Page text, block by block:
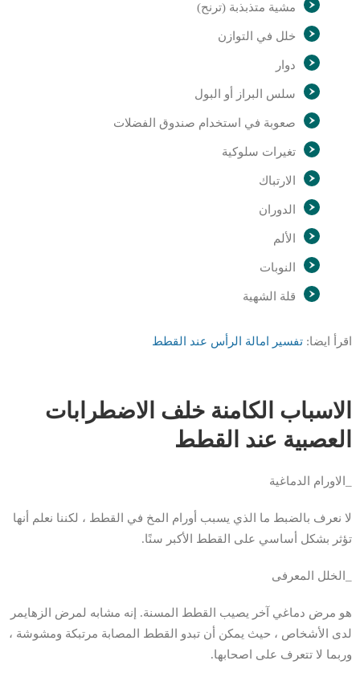
مشية متذبذبة (ترنح)
خلل في التوازن
دوار
سلس البراز أو البول
صعوبة في استخدام صندوق الفضلات
تغيرات سلوكية
الارتباك
الدوران
الألم
النوبات
قلة الشهية
اقرأ ايضا: تفسير امالة الرأس عند القطط
الاسباب الكامنة خلف الاضطرابات
العصبية عند القطط
_الاورام الدماغية
لا نعرف بالضبط ما الذي يسبب أورام المخ في القطط ، لكننا نعلم أنها
تؤثر بشكل أساسي على القطط الأكبر سنًا.
_الخلل المعرفى
هو مرض دماغي آخر يصيب القطط المسنة. إنه مشابه لمرض الزهايمر
لدى الأشخاص ، حيث يمكن أن تبدو القطط المصابة مرتبكة ومشوشة ،
وربما لا تتعرف على اصحابها.